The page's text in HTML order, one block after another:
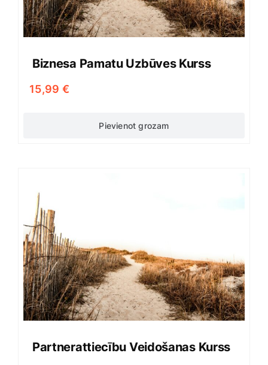
Biznesa Pamatu Uzbūves Kurss
15,99 €
Pievienot grozam
Partnerattiecību Veidošanas Kurss